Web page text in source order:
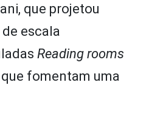
que projetou
escala
Reading rooms
fomentam uma